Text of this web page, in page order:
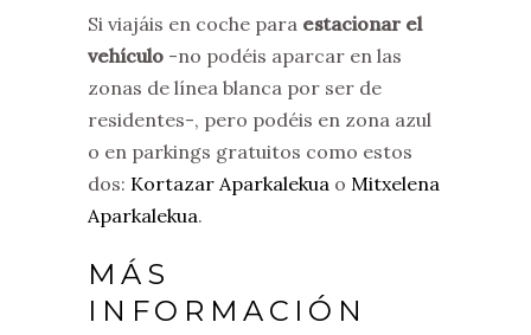
Si viajáis en coche para estacionar el
vehículo -no podéis aparcar en las
zonas de línea blanca por ser de
residentes-, pero podéis en zona azul
o en parkings gratuitos como estos
dos: Kortazar Aparkalekua o Mitxelena
Aparkalekua.
MÁS
INFORMACIÓN